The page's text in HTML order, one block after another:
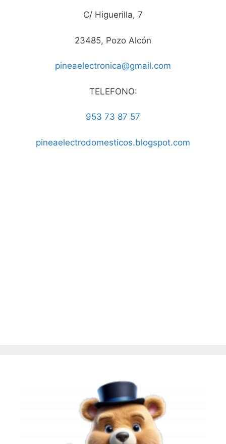
C/ Higuerilla, 7
23485, Pozo Alcón
pineaelectronica@gmail.com
TELEFONO:
953 73 87 57
pineaelectrodomesticos.blogspot.com